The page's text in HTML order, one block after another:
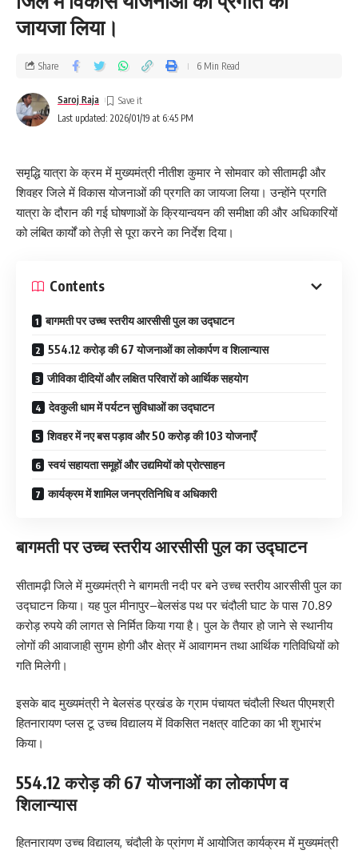
जायजा लिया।
Last updated: 2026/01/19 at 6:45 PM
Saroj Raja
Share 6 Min Read
समृद्धि यात्रा के क्रम में मुख्यमंत्री नीतीश कुमार ने सोमवार को सीतामढ़ी और
शिवहर जिले में विकास योजनाओं की प्रगति का जायजा लिया। उन्होंने प्रगति
यात्रा के दौरान की गई घोषणाओं के क्रियान्वयन की समीक्षा की और अधिकारियों
को लंबित कार्यों को तेज़ी से पूरा करने का निर्देश दिया।
Contents
बागमती पर उच्च स्तरीय आरसीसी पुल का उद्घाटन
554.12 करोड़ की 67 योजनाओं का लोकार्पण व शिलान्यास
जीविका दीदियों और लक्षित परिवारों को आर्थिक सहयोग
देवकुली धाम में पर्यटन सुविधाओं का उद्घाटन
शिवहर में नए बस पड़ाव और 50 करोड़ की 103 योजनाएँ
स्वयं सहायता समूहों और उद्यमियों को प्रोत्साहन
कार्यक्रम में शामिल जनप्रतिनिधि व अधिकारी
बागमती पर उच्च स्तरीय आरसीसी पुल का उद्घाटन
सीतामढ़ी जिले में मुख्यमंत्री ने बागमती नदी पर बने उच्च स्तरीय आरसीसी पुल का
उद्घाटन किया। यह पुल मीनापुर–बेलसंड पथ पर चंदौली घाट के पास 70.89
करोड़ रुपये की लागत से निर्मित किया गया है। पुल के तैयार हो जाने से स्थानीय
लोगों की आवाजाही सुगम होगी और क्षेत्र में आवागमन तथा आर्थिक गतिविधियों को
गति मिलेगी।
इसके बाद मुख्यमंत्री ने बेलसंड प्रखंड के ग्राम पंचायत चंदौली स्थित पीएमश्री
हितनारायण प्लस टू उच्च विद्यालय में विकसित नक्षत्र वाटिका का भी शुभारंभ
किया।
554.12 करोड़ की 67 योजनाओं का लोकार्पण व
शिलान्यास
हितनारायण उच्च विद्यालय, चंदौली के प्रांगण में आयोजित कार्यक्रम में मुख्यमंत्री